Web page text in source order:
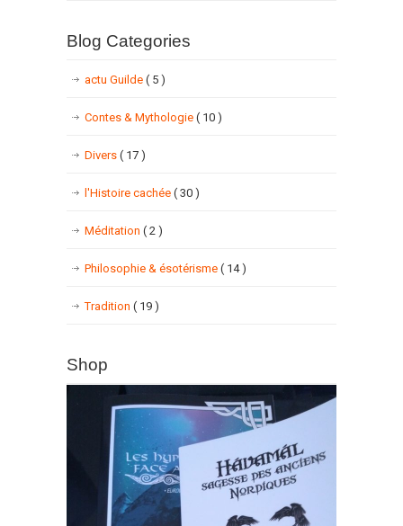
Blog Categories
actu Guilde ( 5 )
Contes & Mythologie ( 10 )
Divers ( 17 )
l'Histoire cachée ( 30 )
Méditation ( 2 )
Philosophie & ésotérisme ( 14 )
Tradition ( 19 )
Shop